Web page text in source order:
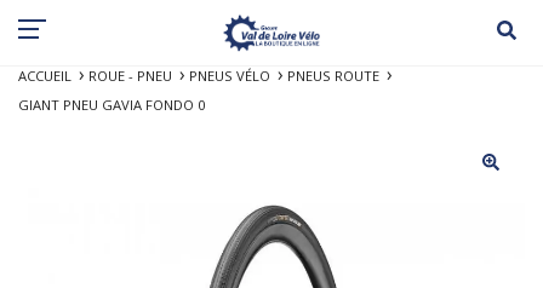
ACCUEIL ROUE - PNEU PNEUS VÉLO
PNEUS ROUTE
GIANT PNEU GAVIA FONDO 0